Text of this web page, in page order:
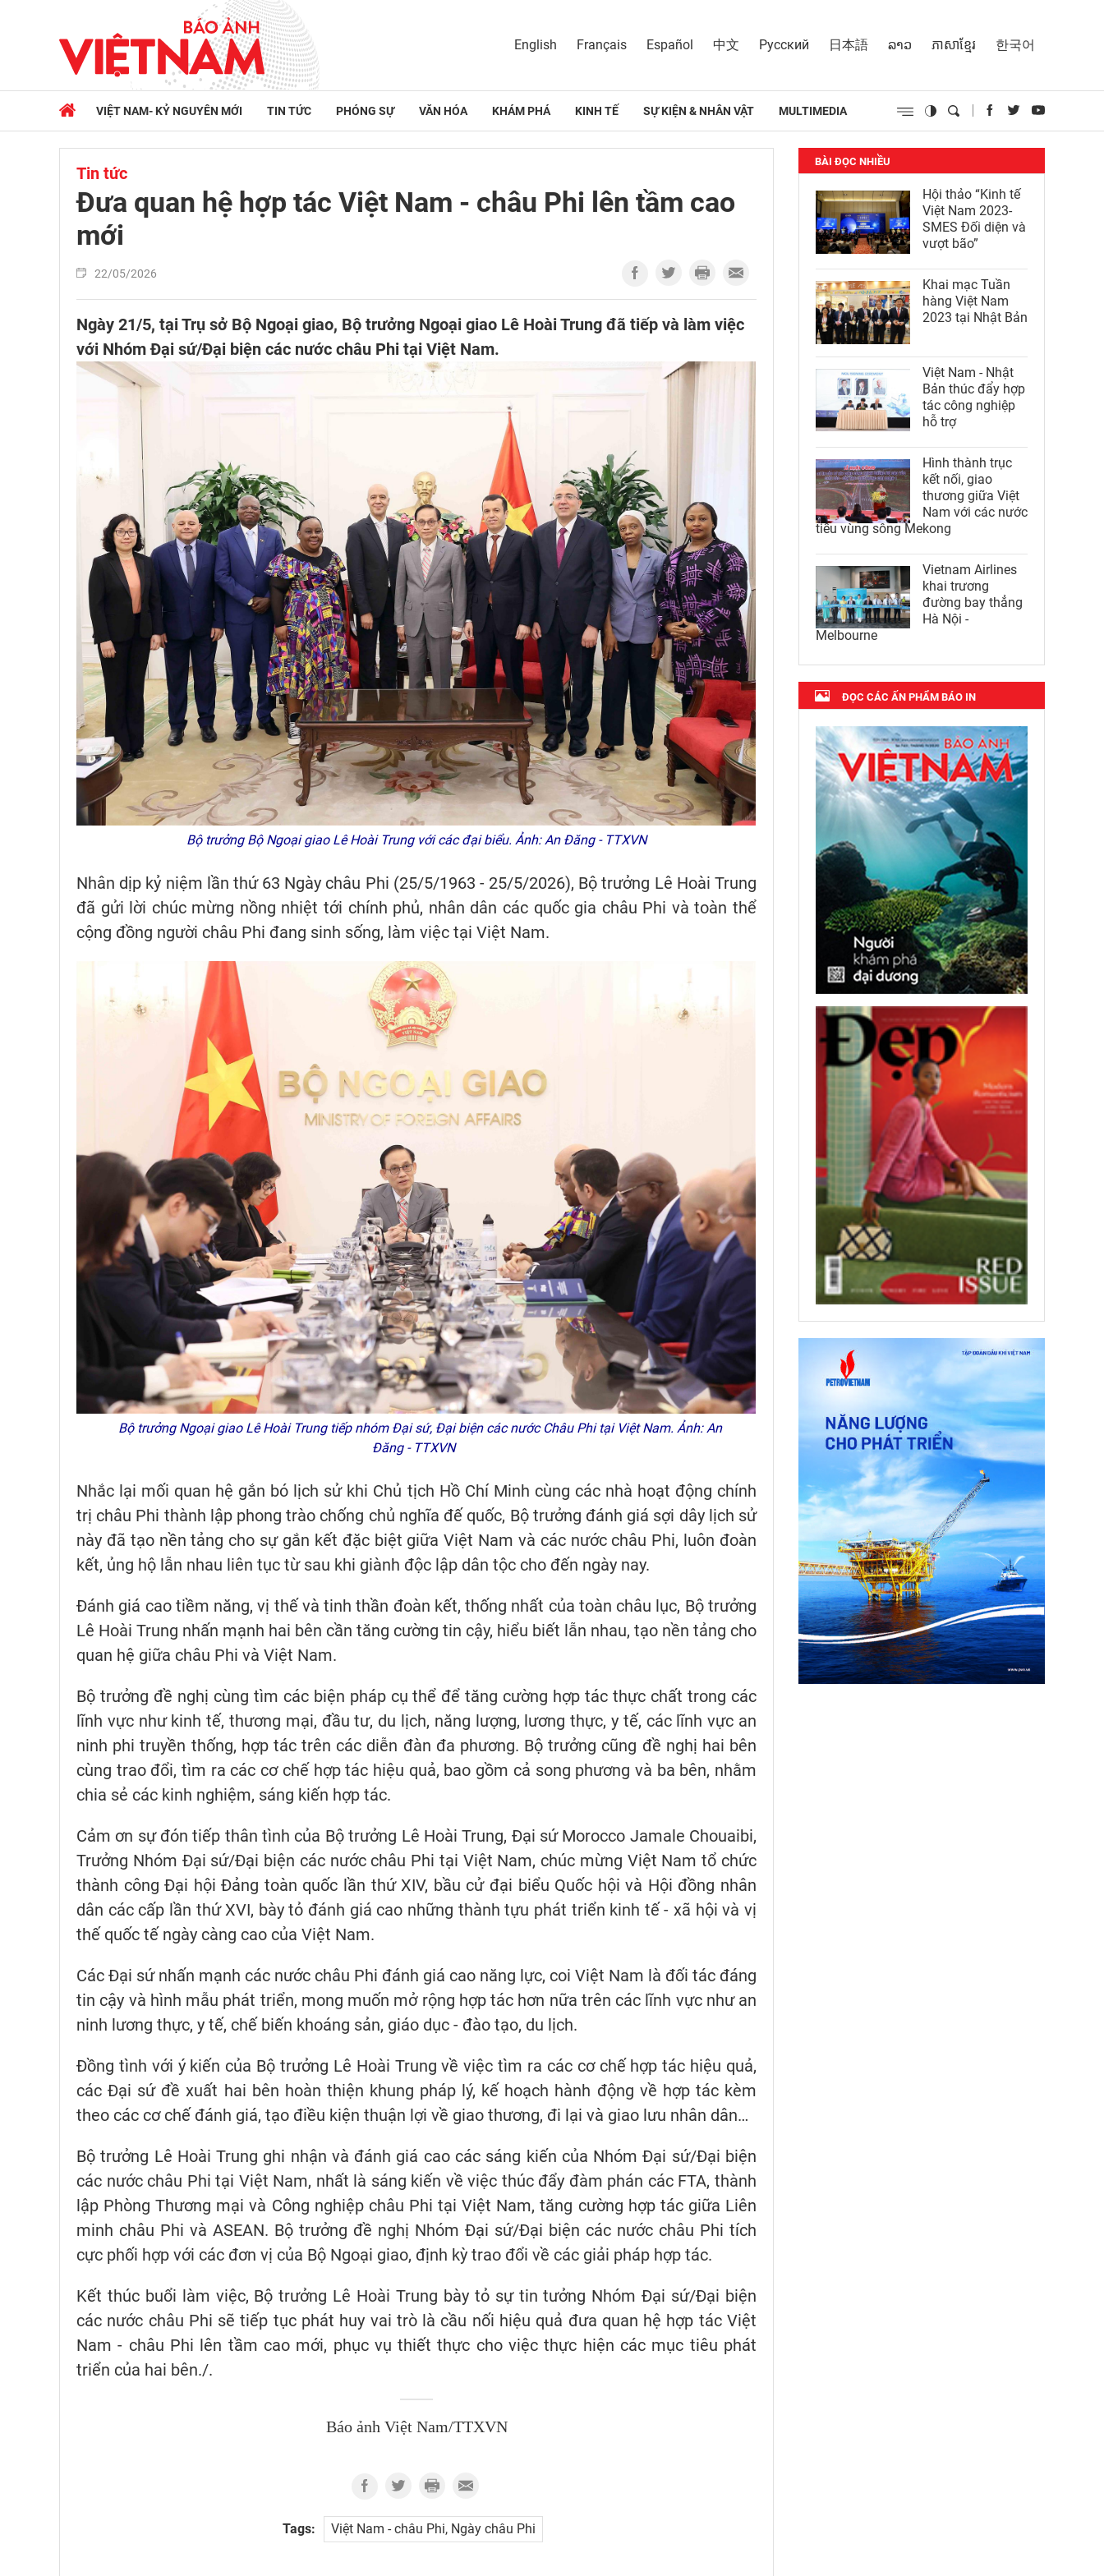
English Français Español 中文 Русский 日本語 ລາວ ភាសាខ្មែរ 한국어
VIỆT NAM- KỶ NGUYÊN MỚI TIN TỨC PHÓNG SỰ VĂN HÓA KHÁM PHÁ KINH TẾ SỰ KIỆN & NHÂN VẬT MULTIMEDIA
Tin tức
Đưa quan hệ hợp tác Việt Nam - châu Phi lên tầm cao
mới
22/05/2026
Ngày 21/5, tại Trụ sở Bộ Ngoại giao, Bộ trưởng Ngoại giao Lê Hoài Trung đã tiếp và làm việc
với Nhóm Đại sứ/Đại biện các nước châu Phi tại Việt Nam.
Bộ trưởng Bộ Ngoại giao Lê Hoài Trung với các đại biểu. Ảnh: An Đăng - TTXVN
Nhân dịp kỷ niệm lần thứ 63 Ngày châu Phi (25/5/1963 - 25/5/2026), Bộ trưởng Lê Hoài Trung
đã gửi lời chúc mừng nồng nhiệt tới chính phủ, nhân dân các quốc gia châu Phi và toàn thể
cộng đồng người châu Phi đang sinh sống, làm việc tại Việt Nam.
Bộ trưởng Ngoại giao Lê Hoài Trung tiếp nhóm Đại sứ, Đại biện các nước Châu Phi tại Việt Nam. Ảnh: An
Đăng - TTXVN
Nhắc lại mối quan hệ gắn bó lịch sử khi Chủ tịch Hồ Chí Minh cùng các nhà hoạt động chính
trị châu Phi thành lập phong trào chống chủ nghĩa đế quốc, Bộ trưởng đánh giá sợi dây lịch sử
này đã tạo nền tảng cho sự gắn kết đặc biệt giữa Việt Nam và các nước châu Phi, luôn đoàn
kết, ủng hộ lẫn nhau liên tục từ sau khi giành độc lập dân tộc cho đến ngày nay.
Đánh giá cao tiềm năng, vị thế và tinh thần đoàn kết, thống nhất của toàn châu lục, Bộ trưởng
Lê Hoài Trung nhấn mạnh hai bên cần tăng cường tin cậy, hiểu biết lẫn nhau, tạo nền tảng cho
quan hệ giữa châu Phi và Việt Nam.
Bộ trưởng đề nghị cùng tìm các biện pháp cụ thể để tăng cường hợp tác thực chất trong các
lĩnh vực như kinh tế, thương mại, đầu tư, du lịch, năng lượng, lương thực, y tế, các lĩnh vực an
ninh phi truyền thống, hợp tác trên các diễn đàn đa phương. Bộ trưởng cũng đề nghị hai bên
cùng trao đổi, tìm ra các cơ chế hợp tác hiệu quả, bao gồm cả song phương và ba bên, nhằm
chia sẻ các kinh nghiệm, sáng kiến hợp tác.
Cảm ơn sự đón tiếp thân tình của Bộ trưởng Lê Hoài Trung, Đại sứ Morocco Jamale Chouaibi,
Trưởng Nhóm Đại sứ/Đại biện các nước châu Phi tại Việt Nam, chúc mừng Việt Nam tổ chức
thành công Đại hội Đảng toàn quốc lần thứ XIV, bầu cử đại biểu Quốc hội và Hội đồng nhân
dân các cấp lần thứ XVI, bày tỏ đánh giá cao những thành tựu phát triển kinh tế - xã hội và vị
thế quốc tế ngày càng cao của Việt Nam.
Các Đại sứ nhấn mạnh các nước châu Phi đánh giá cao năng lực, coi Việt Nam là đối tác đáng
tin cậy và hình mẫu phát triển, mong muốn mở rộng hợp tác hơn nữa trên các lĩnh vực như an
ninh lương thực, y tế, chế biến khoáng sản, giáo dục - đào tạo, du lịch.
Đồng tình với ý kiến của Bộ trưởng Lê Hoài Trung về việc tìm ra các cơ chế hợp tác hiệu quả,
các Đại sứ đề xuất hai bên hoàn thiện khung pháp lý, kế hoạch hành động về hợp tác kèm
theo các cơ chế đánh giá, tạo điều kiện thuận lợi về giao thương, đi lại và giao lưu nhân dân…
Bộ trưởng Lê Hoài Trung ghi nhận và đánh giá cao các sáng kiến của Nhóm Đại sứ/Đại biện
các nước châu Phi tại Việt Nam, nhất là sáng kiến về việc thúc đẩy đàm phán các FTA, thành
lập Phòng Thương mại và Công nghiệp châu Phi tại Việt Nam, tăng cường hợp tác giữa Liên
minh châu Phi và ASEAN. Bộ trưởng đề nghị Nhóm Đại sứ/Đại biện các nước châu Phi tích
cực phối hợp với các đơn vị của Bộ Ngoại giao, định kỳ trao đổi về các giải pháp hợp tác.
Kết thúc buổi làm việc, Bộ trưởng Lê Hoài Trung bày tỏ sự tin tưởng Nhóm Đại sứ/Đại biện
các nước châu Phi sẽ tiếp tục phát huy vai trò là cầu nối hiệu quả đưa quan hệ hợp tác Việt
Nam - châu Phi lên tầm cao mới, phục vụ thiết thực cho việc thực hiện các mục tiêu phát
triển của hai bên./.
Báo ảnh Việt Nam/TTXVN
Tags: Việt Nam - châu Phi, Ngày châu Phi
BÀI ĐỌC NHIỀU
Hội thảo “Kinh tế
Việt Nam 2023-
SMES Đối diện và
vượt bão”
Khai mạc Tuần
hàng Việt Nam
2023 tại Nhật Bản
Việt Nam - Nhật
Bản thúc đẩy hợp
tác công nghiệp
hỗ trợ
Hình thành trục
kết nối, giao
thương giữa Việt
Nam với các nước
tiểu vùng sông Mekong
Vietnam Airlines
khai trương
đường bay thẳng
Hà Nội -
Melbourne
ĐỌC CÁC ẤN PHẨM BÁO IN